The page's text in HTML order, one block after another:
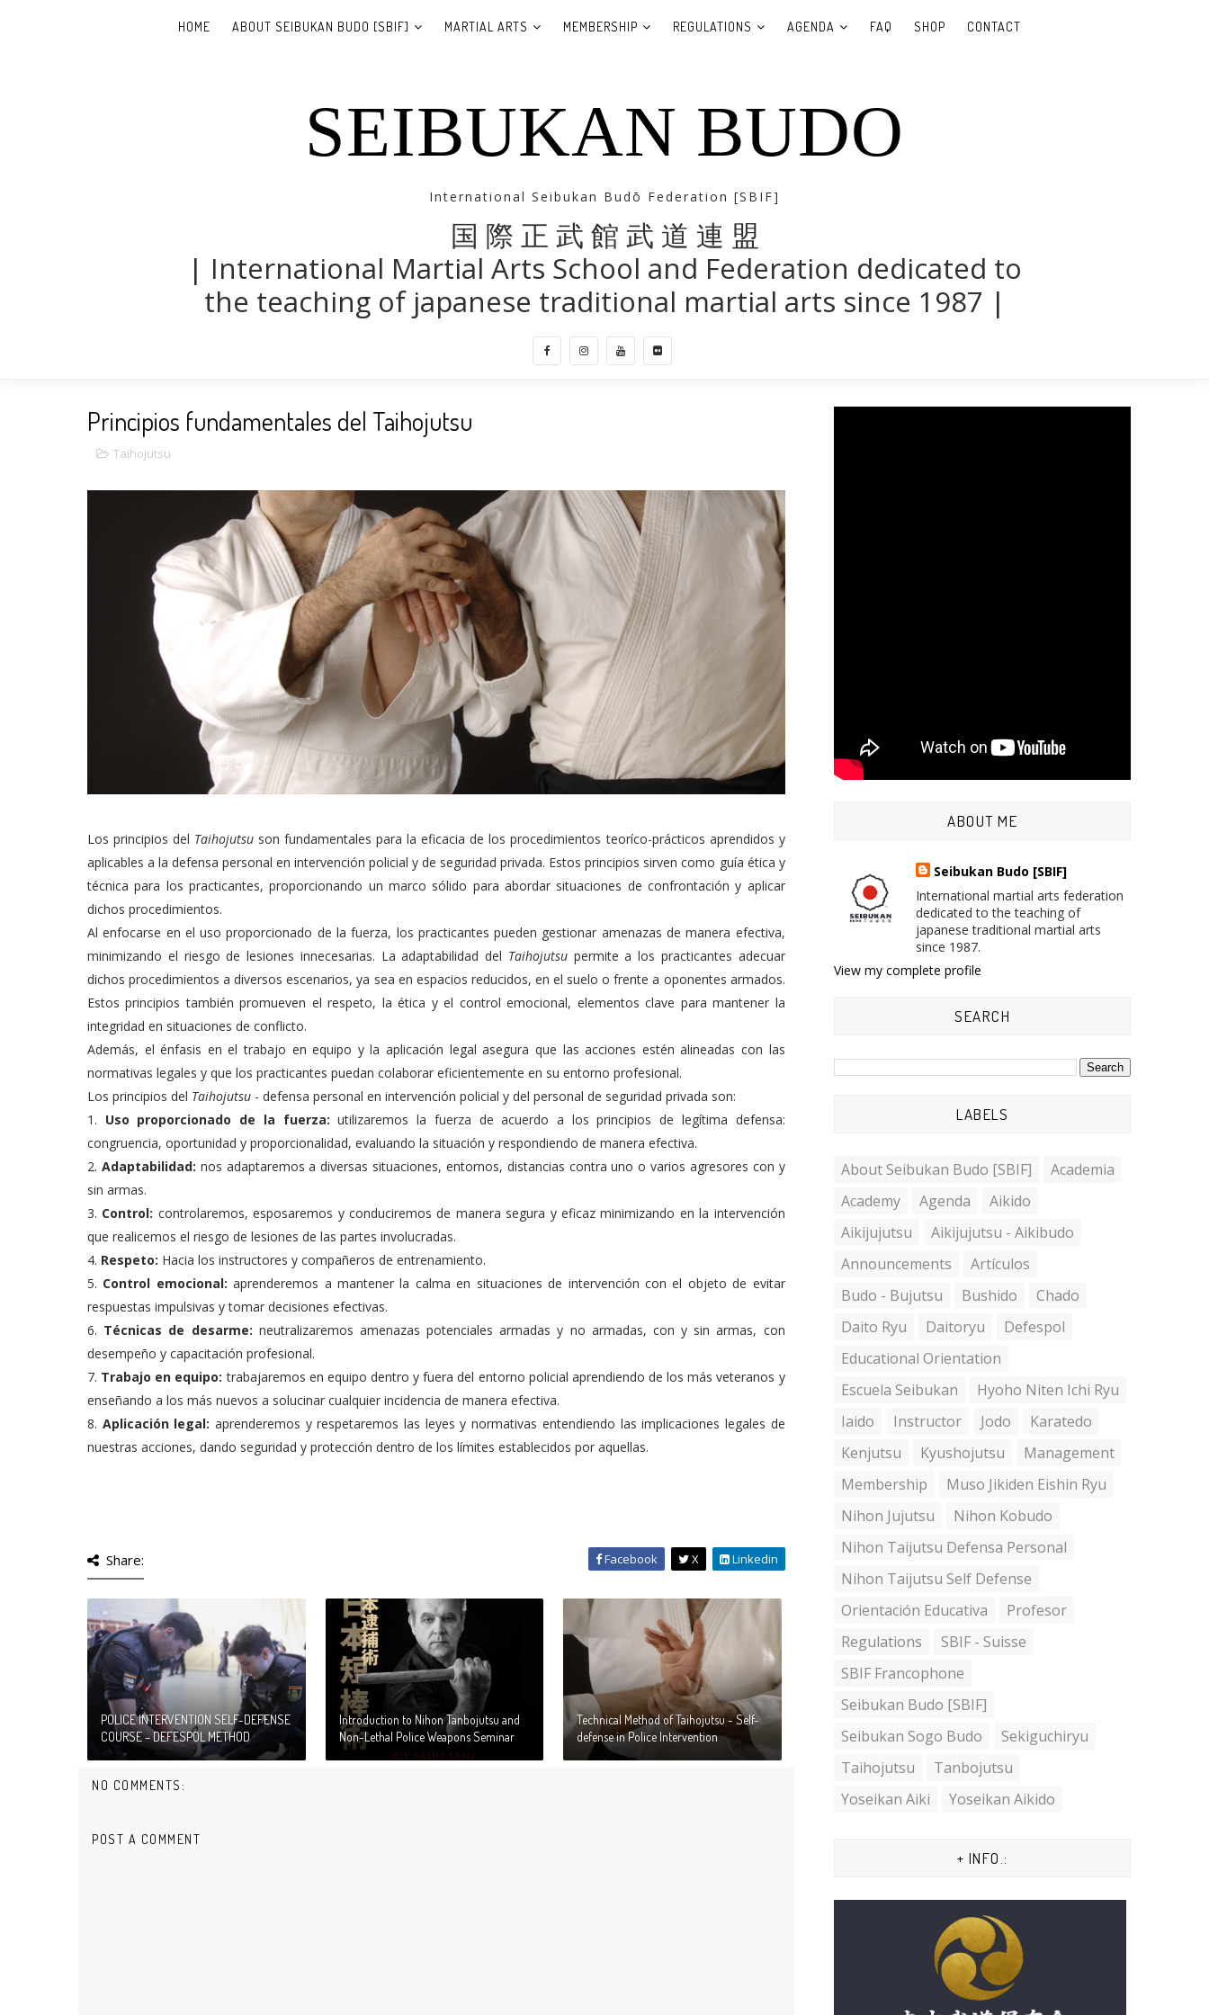
HOME ABOUT SEIBUKAN BUDO [SBIF] MARTIAL ARTS MEMBERSHIP REGULATIONS AGENDA FAQ SHOP CONTACT
SEIBUKAN BUDO
International Seibukan Budō Federation [SBIF]
国 際 正 武 館 武 道 連 盟
| International Martial Arts School and Federation dedicated to
the teaching of japanese traditional martial arts since 1987 |
Principios fundamentales del Taihojutsu
Taihojutsu
Los principios del Taihojutsu son fundamentales para la eficacia de los procedimientos teoríco-prácticos aprendidos y
aplicables a la defensa personal en intervención policial y de seguridad privada. Estos principios sirven como guía ética y
técnica para los practicantes, proporcionando un marco sólido para abordar situaciones de confrontación y aplicar
dichos procedimientos.
Al enfocarse en el uso proporcionado de la fuerza, los practicantes pueden gestionar amenazas de manera efectiva,
minimizando el riesgo de lesiones innecesarias. La adaptabilidad del Taihojutsu permite a los practicantes adecuar
dichos procedimientos a diversos escenarios, ya sea en espacios reducidos, en el suelo o frente a oponentes armados.
Estos principios también promueven el respeto, la ética y el control emocional, elementos clave para mantener la
integridad en situaciones de conflicto.
Además, el énfasis en el trabajo en equipo y la aplicación legal asegura que las acciones estén alineadas con las
normativas legales y que los practicantes puedan colaborar eficientemente en su entorno profesional.
Los principios del Taihojutsu - defensa personal en intervención policial y del personal de seguridad privada son:
1. Uso proporcionado de la fuerza: utilizaremos la fuerza de acuerdo a los principios de legítima defensa:
congruencia, oportunidad y proporcionalidad, evaluando la situación y respondiendo de manera efectiva.
2. Adaptabilidad: nos adaptaremos a diversas situaciones, entornos, distancias contra uno o varios agresores con y
sin armas.
3. Control: controlaremos, esposaremos y conduciremos de manera segura y eficaz minimizando en la intervención
que realicemos el riesgo de lesiones de las partes involucradas.
4. Respeto: Hacia los instructores y compañeros de entrenamiento.
5. Control emocional: aprenderemos a mantener la calma en situaciones de intervención con el objeto de evitar
respuestas impulsivas y tomar decisiones efectivas.
6. Técnicas de desarme: neutralizaremos amenazas potenciales armadas y no armadas, con y sin armas, con
desempeño y capacitación profesional.
7. Trabajo en equipo: trabajaremos en equipo dentro y fuera del entorno policial aprendiendo de los más veteranos y
enseñando a los más nuevos a solucinar cualquier incidencia de manera efectiva.
8. Aplicación legal: aprenderemos y respetaremos las leyes y normativas entendiendo las implicaciones legales de
nuestras acciones, dando seguridad y protección dentro de los límites establecidos por aquellas.
Share: Facebook X Linkedin
POLICE INTERVENTION SELF-DEFENSE
COURSE – DEFESPOL METHOD
Introduction to Nihon Tanbojutsu and
Non-Lethal Police Weapons Seminar
Technical Method of Taihojutsu - Self-
defense in Police Intervention
NO COMMENTS:
POST A COMMENT
ABOUT ME
Seibukan Budo [SBIF]
International martial arts federation
dedicated to the teaching of
japanese traditional martial arts
since 1987.
View my complete profile
SEARCH
LABELS
About Seibukan Budo [SBIF]
Academia
Academy
Agenda
Aikido
Aikijujutsu
Aikijujutsu - Aikibudo
Announcements
Artículos
Budo - Bujutsu
Bushido
Chado
Daito Ryu
Daitoryu
Defespol
Educational Orientation
Escuela Seibukan
Hyoho Niten Ichi Ryu
Iaido
Instructor Jodo
Karatedo
Kenjutsu
Kyushojutsu
Management
Membership
Muso Jikiden Eishin Ryu
Nihon Jujutsu
Nihon Kobudo
Nihon Taijutsu Defensa Personal
Nihon Taijutsu Self Defense
Orientación Educativa
Profesor
Regulations
SBIF - Suisse
SBIF Francophone
Seibukan Budo [SBIF]
Seibukan Sogo Budo
Sekiguchiryu
Taihojutsu
Tanbojutsu
Yoseikan Aiki
Yoseikan Aikido
+ INFO.: